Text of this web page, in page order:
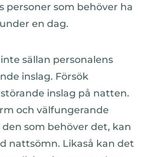
personer som behöver ha
en dag.
sällan personalens
inslag. Försök
inslag på natten.
och välfungerande
som behöver det, kan
nattsömn. Likaså kan det